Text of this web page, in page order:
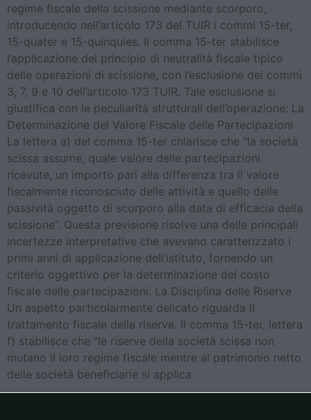
regime fiscale della scissione mediante scorporo,
introducendo nell’articolo 173 del TUIR i commi 15-ter,
15-quater e 15-quinquies. Il comma 15-ter stabilisce
l’applicazione del principio di neutralità fiscale tipico
delle operazioni di scissione, con l’esclusione dei commi
3, 7, 9 e 10 dell’articolo 173 TUIR. Tale esclusione si
giustifica con le peculiarità strutturali dell’operazione: La
Determinazione del Valore Fiscale delle Partecipazioni
La lettera a) del comma 15-ter chiarisce che “la società
scissa assume, quale valore delle partecipazioni
ricevute, un importo pari alla differenza tra il valore
fiscalmente riconosciuto delle attività e quello delle
passività oggetto di scorporo alla data di efficacia della
scissione”. Questa previsione risolve una delle principali
incertezze interpretative che avevano caratterizzato i
primi anni di applicazione dell’istituto, fornendo un
criterio oggettivo per la determinazione del costo
fiscale delle partecipazioni. La Disciplina delle Riserve
Un aspetto particolarmente delicato riguarda il
trattamento fiscale delle riserve. Il comma 15-ter, lettera
f) stabilisce che “le riserve della società scissa non
mutano il loro regime fiscale mentre al patrimonio netto
delle società beneficiarie si applica